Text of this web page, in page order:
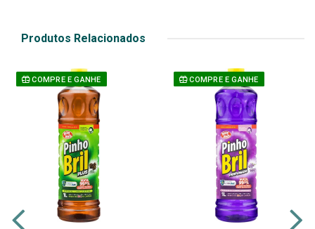
Produtos Relacionados
COMPRE E GANHE COMPRE E GANHE